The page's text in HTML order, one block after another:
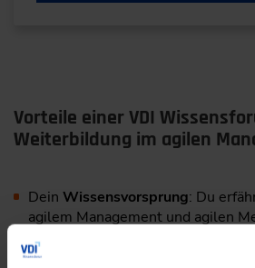
Vorteile einer VDI
Weiterbildung im agilen
Dein Wissensvorsprung: Du
agilem Management und agilen
Prozesse dynamischer und
gestaltest.